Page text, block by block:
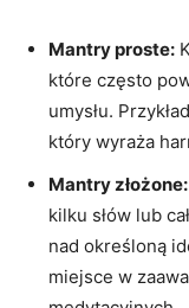
Mantry proste:
które często
umysłu.
który wyraża
Mantry złożone:
kilku słów lub⁢
nad określoną
miejsce ‌w